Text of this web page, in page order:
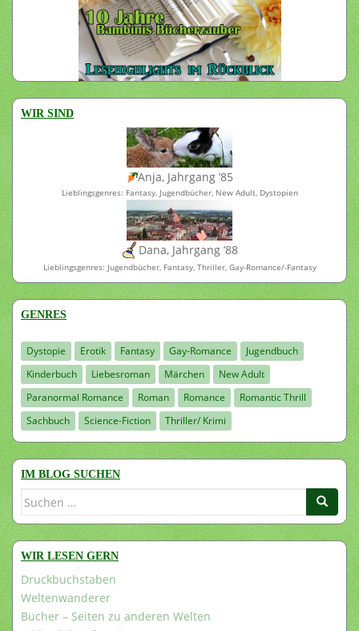
WIR SIND
Anja, Jahrgang ’85
Lieblingsgenres: Fantasy, Jugendbücher, New Adult, Dystopien
Dana, Jahrgang ’88
Lieblingsgenres: Jugendbücher, Fantasy, Thriller, Gay-Romance/-Fantasy
GENRES
Dystopie Erotik Fantasy Gay-Romance
Jugendbuch
Kinderbuch
Liebesroman Märchen
New Adult
Paranormal Romance
Roman Romance
Romantic Thrill
Sachbuch
Science-Fiction Thriller/ Krimi
IM BLOG SUCHEN
Suchen
WIR LESEN GERN
Druckbuchstaben
Weltenwanderer
Bücher – Seiten zu anderen Welten